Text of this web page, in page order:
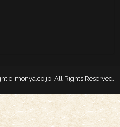
e-monya.co.jp. All Rights Reserved.